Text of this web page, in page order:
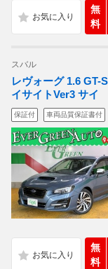
無
料
スバル
レヴォーグ 1.6 GT-
イサイトVer3 サイ
保証付 車両品質保証書付
無
料